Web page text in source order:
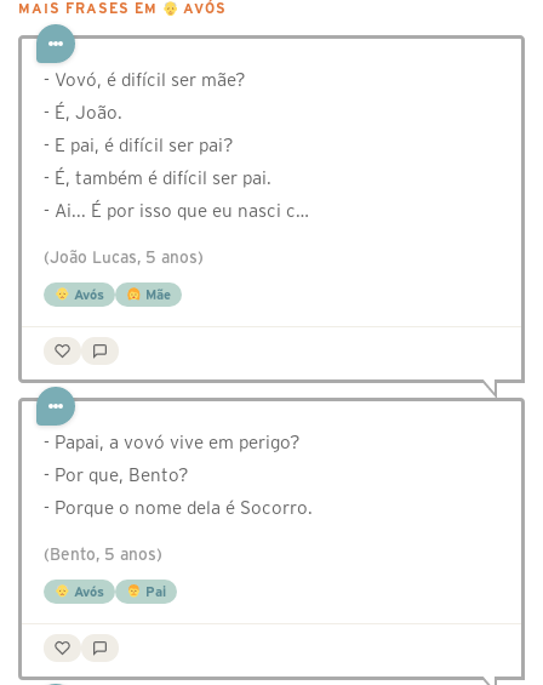
MAIS FRASES EM AVÓS
- Vovó, é difícil ser mãe?
- É, João.
- E pai, é difícil ser pai?
- É, também é difícil ser pai.
- Ai... É por isso que eu nasci c…
(João Lucas, 5 anos)
Avós Mãe
- Papai, a vovó vive em perigo?
- Por que, Bento?
- Porque o nome dela é Socorro.
(Bento, 5 anos)
Avós Pai